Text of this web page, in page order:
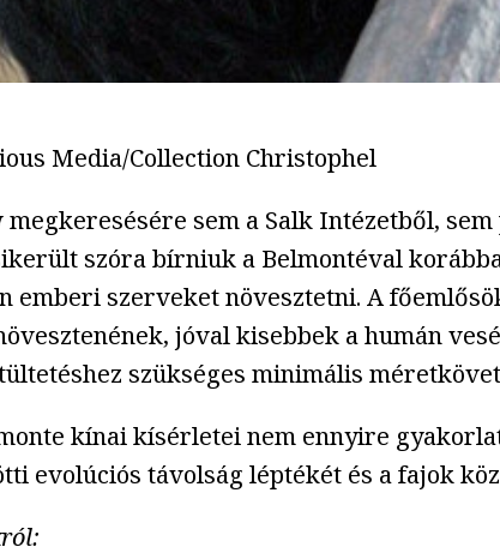
Media/Collection Christophel
megkeresésére sem a Salk Intézetből,
szóra bírniuk a Belmontéval
szerveket növesztetni. A
jóval kisebbek a humán
szükséges minimális
kínai kísérletei nem ennyire
evolúciós távolság léptékét és a fajok